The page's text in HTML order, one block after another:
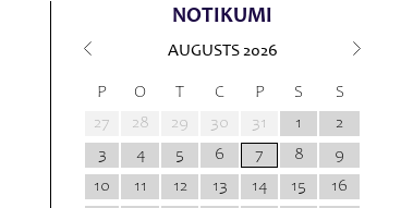
NOTIKUMI
AUGUSTS 2026
P O T C P S
S
27
28 29 30 31 1
2
3
4 5 6 7 8
9
10
11 12 13 14 15
16